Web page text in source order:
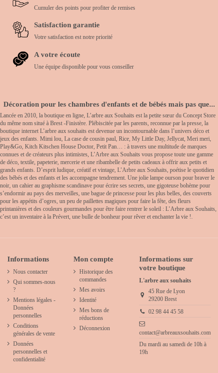
Cumuler des points pour profiter de remises
Satisfaction garantie
Votre satisfaction est notre priorité
A votre écoute
Une équipe disponible pour vous conseiller
Décoration pour les chambres d'enfants et de bébés mais pas que...
Lancée en 2010, la boutique en ligne, L’arbre aux Souhaits est la petite sœur du Concept Store
du même nom situé à Brest -Finistère. Plébiscitée par les parents, reconnue par la presse, la
boutique internet L’arbre aux souhaits est devenue un incontournable dans l’univers déco et
jeux des enfants. Mimi lou, La case de cousin paul, Rice, My Little Day, Jellycat, Meri meri,
Play&Go, Kitch Kitschen House Doctor, Petit Pan… : à travers une multitude de marques
connues et de créateurs plus intimistes, L’Arbre aux Souhaits vous propose toute une gamme
de déco, textile, papeterie, mercerie et une ribambelle de petits cadeaux à offrir aux petits et
grands enfants. D’esprit ludique, créatif et vintage, L’Arbre aux Souhaits, poétise le quotidien
des bébés et des enfants et les accompagne tendrement. Une jolie lampe ourson pour braver le
noir, un cahier au graphisme scandinave pour écrire ses secrets, une gigoteuse bohème pour
s’endormir au pays des merveilles, une bague de princesse pour les plus belles, des couverts
pour les appétits d’ogres, un peu de paillettes magiques pour faire la fête, des fleurs
printanières et des couleurs gourmandes pour être faire rentrer le soleil : L’Arbre aux Souhaits,
c’est un inventaire à la Prévert, une bulle de bonheur pour rêver et enchanter la vie !.
Informations
Nous contacter
Qui sommes-nous
?
Mentions légales -
Données
personnelles
Conditions
générales de vente
Données
personnelles et
confidentialité
Mon compte
Historique des
commandes
Mes avoirs
Identité
Mes bons de
réductions
Déconnexion
Informations sur
votre boutique
L'arbre aux souhaits
45 Rue de Lyon
29200 Brest
02 98 44 45 58
contact@arbreauxsouhaits.com
Du mardi au samedi de 10h à
19h